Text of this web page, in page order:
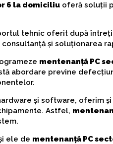
6 la domiciliu oferă soluții
tehnic oferit după
și soluționarea
mentenanță PC
abordare previne
și software, oferim
Astfel,
ele de mentenanță PC